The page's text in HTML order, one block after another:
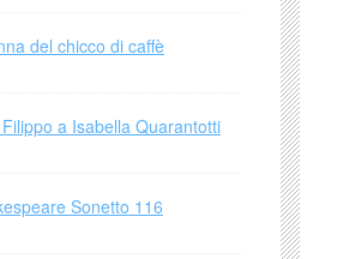
del chicco di caffè
a Isabella Quarantotti
Sonetto 116